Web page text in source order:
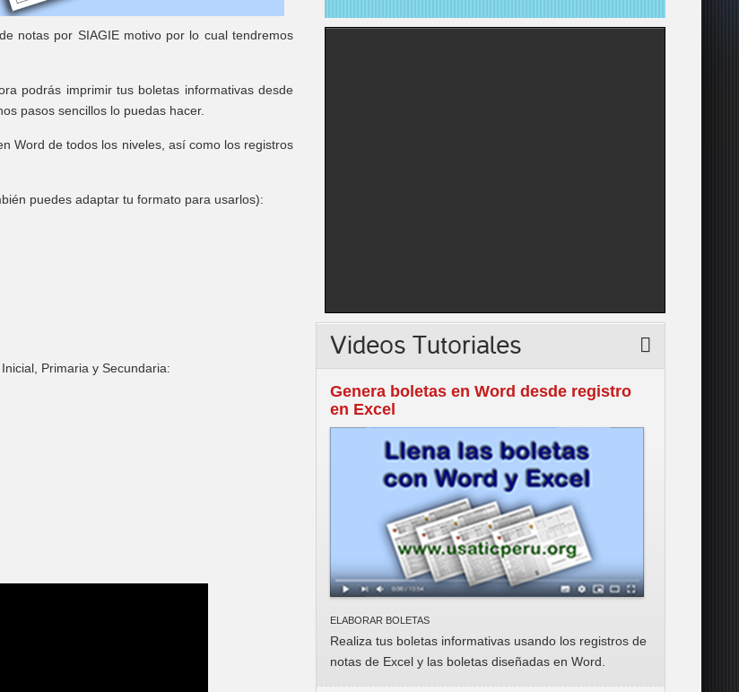
notas por SIAGIE motivo por lo cual tendremos
podrás imprimir tus boletas informativas desde
pasos sencillos lo puedas hacer.
Word de todos los niveles, así como los registros
puedes adaptar tu formato para usarlos):
Primaria y Secundaria:
Videos Tutoriales
Genera boletas en Word desde registro
en Excel
ELABORAR BOLETAS
Realiza tus boletas informativas usando los registros de
notas de Excel y las boletas diseñadas en Word.